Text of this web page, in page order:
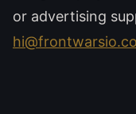
or advertising